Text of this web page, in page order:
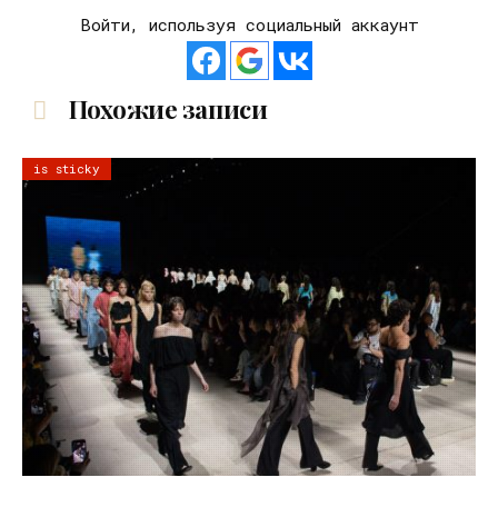
Войти, используя социальный аккаунт
Похожие записи
is sticky